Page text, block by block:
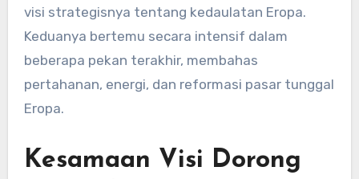
visi strategisnya tentang kedaulatan Eropa.
Keduanya bertemu secara intensif dalam
beberapa pekan terakhir, membahas
pertahanan, energi, dan reformasi pasar tunggal
Eropa.
Kesamaan Visi Dorong